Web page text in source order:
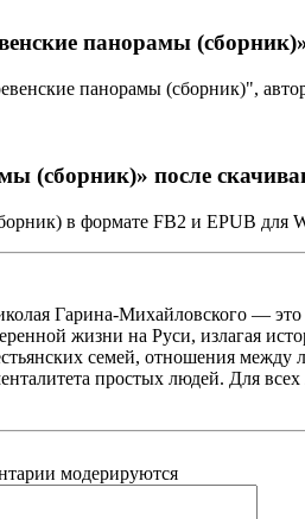
панорамы
панорамы (сборник)",
(сборник)» после
в формате FB2 и EPUB для
Гарина-Михайловского —
жизни на Руси, излагая
семей, отношения
простых людей. Для
модерируются